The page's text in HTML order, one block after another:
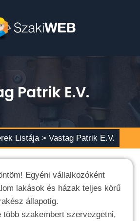
Patrik E.V.
Listája > Vastag Patrik E.V.
Egyéni vállalkozóként
lakások és házak teljes körű
állapotig.
több szakembert szervezgetni,